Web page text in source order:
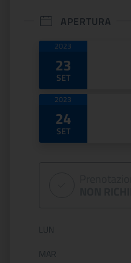
APERTURA
Date di
2023
23
SET
2023
24
SET
Orario di
LUN
MAR